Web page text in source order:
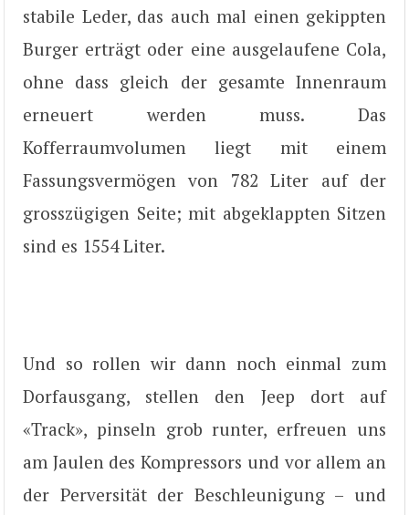
stabile Leder, das auch mal einen gekippten
Burger erträgt oder eine ausgelaufene Cola,
ohne dass gleich der gesamte Innenraum
erneuert werden muss. Das
Kofferraumvolumen liegt mit einem
Fassungsvermögen von 782 Liter auf der
grosszügigen Seite; mit abgeklappten Sitzen
sind es 1554 Liter.
Und so rollen wir dann noch einmal zum
Dorfausgang, stellen den Jeep dort auf
«Track», pinseln grob runter, erfreuen uns
am Jaulen des Kompressors und vor allem an
der Perversität der Beschleunigung – und